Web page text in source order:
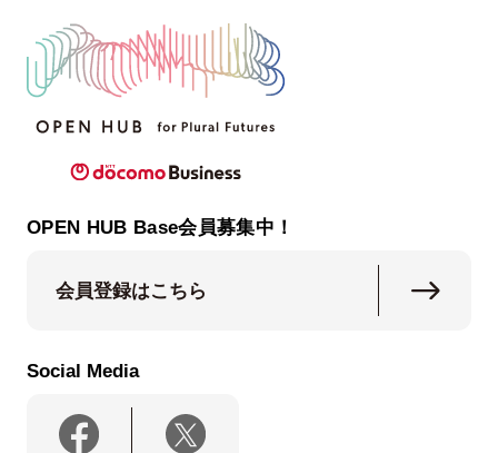
OPEN HUB Base会員募集中！
会員登録はこちら
Social Media